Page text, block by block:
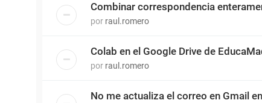
Combinar correspondencia
por raul.romero
Colab en el Google Drive de
por raul.romero
No me actualiza el correo en Gmail